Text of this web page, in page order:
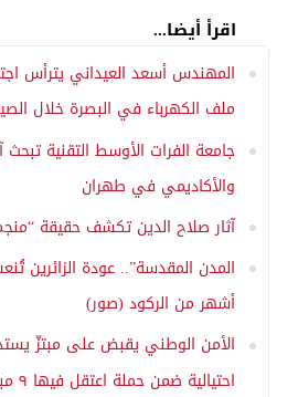
اقرأ أيضا...
المهندس أسعد العيداني يترأس
ملف الكهرباء في البصرة خلال
جامعة الفرات الأوسط التقنية
والأكاديمي في طهران
آثار صلاح الدين تكشف حقيقة
المدن المقدسة”.. عودة الزائرين
أشهر من الركود (صور)
الأمن الوطني يقبض على مبتزّ
احتيالية ضمن حملة اعتقل فيها ٩ مبتزين